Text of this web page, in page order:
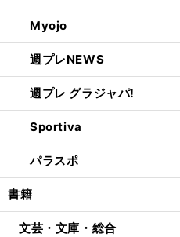
Myojo
週プレNEWS
週プレ グラジャパ!
Sportiva
パラスポ
書籍
文芸・文庫・総合